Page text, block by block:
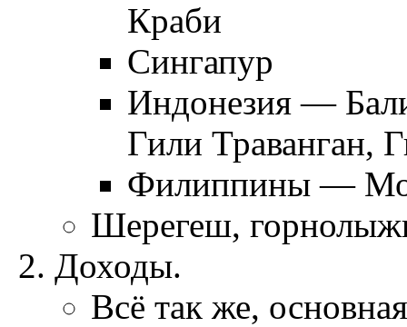
Краби
Сингапур
Индонезия —
Гили Траванган,
Филиппины —
Шерегеш,
Доходы.
Всё так же,